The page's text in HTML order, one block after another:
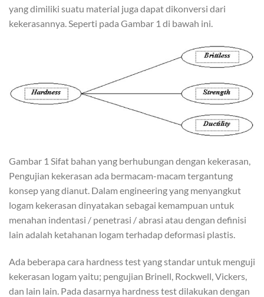
yang dimiliki suatu material juga dapat dikonversi dari
kekerasannya. Seperti pada Gambar 1 di bawah ini.
Gambar 1 Sifat bahan yang berhubungan dengan kekerasan,
Pengujian kekerasan ada bermacam-macam tergantung
konsep yang dianut. Dalam engineering yang menyangkut
logam kekerasan dinyatakan sebagai kemampuan untuk
menahan indentasi / penetrasi / abrasi atau dengan definisi
lain adalah ketahanan logam terhadap deformasi plastis.
Ada beberapa cara hardness test yang standar untuk menguji
kekerasan logam yaitu; pengujian Brinell, Rockwell, Vickers,
dan lain lain. Pada dasarnya hardness test dilakukan dengan